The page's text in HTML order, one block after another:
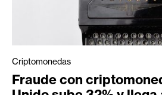
Criptomonedas
Fraude con